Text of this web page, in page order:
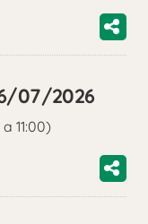
07/2026
11:00)